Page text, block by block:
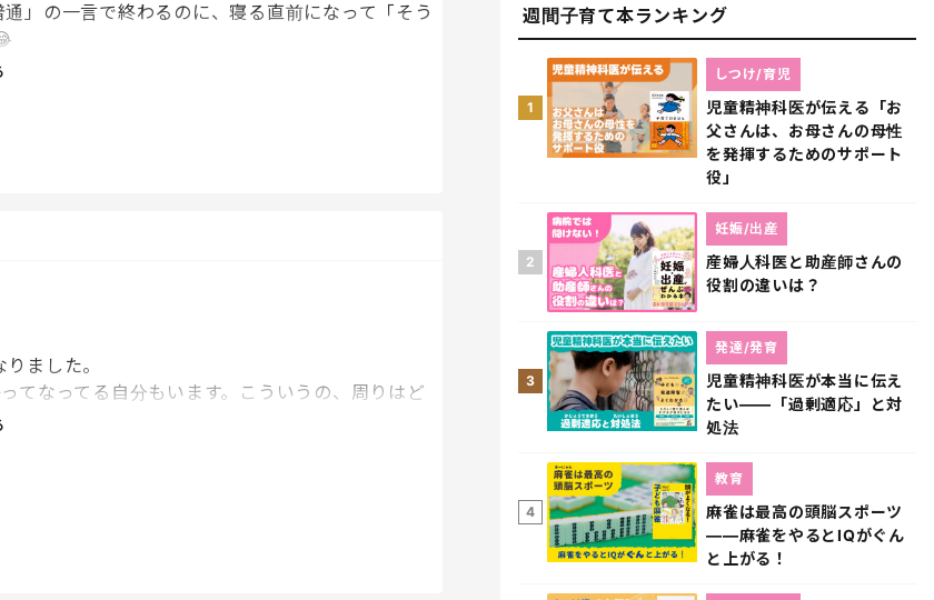
」の一言で終わるのに、寝る直前になって「そう
ました。
なってる自分もいます。こういうの、周りはど
週間子育て本ランキング
1
児童精神科医が伝える「お
父さんは、お母さんの母性
を発揮するためのサポート
役」
しつけ/育児
2
産婦人科医と助産師さんの
役割の違いは？
妊娠/出産
3
児童精神科医が本当に伝え
たい――「過剰適応」と対
処法
発達/発育
4
麻雀は最高の頭脳スポーツ
――麻雀をやるとIQがぐん
と上がる！
教育